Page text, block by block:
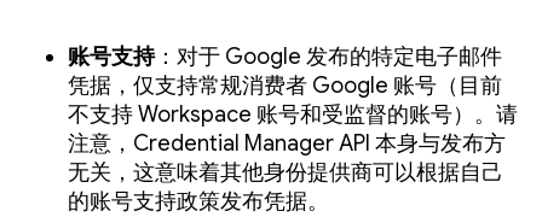
账号支持：对于 Google 发布的特定电子邮件
凭据，仅支持常规消费者 Google 账号（目前
不支持 Workspace 账号和受监督的账号）。请
注意，Credential Manager API 本身与发布方
无关，这意味着其他身份提供商可以根据自己
的账号支持政策发布凭据。